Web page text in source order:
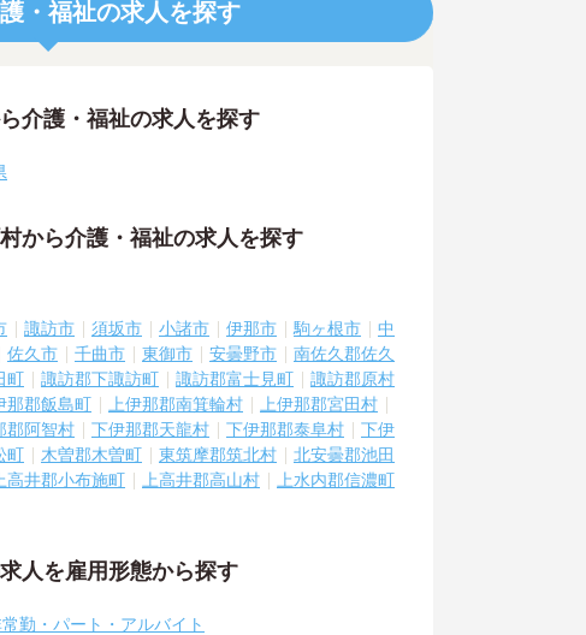
・福祉の求人を探す
介護・福祉の求人を探す
から介護・福祉の求人を探す
諏訪市 須坂市 小諸市 伊那市 駒ヶ根市
中
佐久市 千曲市 東御市 安曇野市
南佐久郡佐久
町 諏訪郡下諏訪町 諏訪郡富士見町
諏訪郡原村
那郡飯島町 上伊那郡南箕輪村
上伊那郡宮田村
郡阿智村 下伊那郡天龍村 下伊那郡泰阜村
下伊
町 木曽郡木曽町 東筑摩郡筑北村
北安曇郡池田
高井郡小布施町 上高井郡高山村
上水内郡信濃町
人を雇用形態から探す
勤・パート・アルバイト